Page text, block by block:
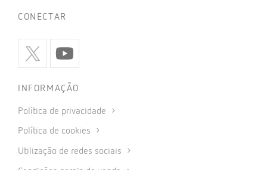
CONECTAR
INFORMAÇÃO
Política de privacidade
Política de cookies
Utilização de redes sociais